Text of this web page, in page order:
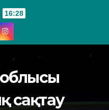
16:28
облысы
сақтау